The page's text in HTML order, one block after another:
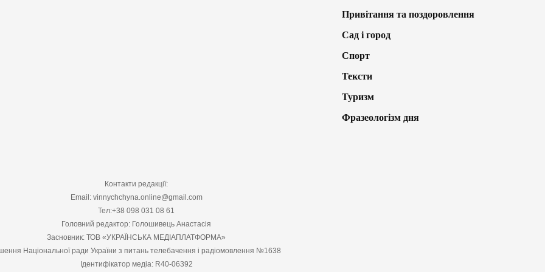
Привітання та поздоровлення
Сад і город
Спорт
Тексти
Туризм
Фразеологізм дня
Контакти редакції:
Email: vinnychchyna.online@gmail.com
Тел:+38 098 031 08 61
Головний редактор: Голошивець Анастасія
Засновник: ТОВ «УКРАЇНСЬКА МЕДІАПЛАТФОРМА»
Національної ради України з питань телебачення і радіомовлення №1638
Ідентифікатор медіа: R40-06392